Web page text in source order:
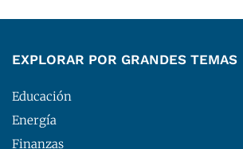
EXPLORAR POR GRANDES TEMAS
Educación
Energía
Finanzas